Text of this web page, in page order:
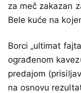
za meč zakazan
Bele kuće na
Borci „ultimat
ograđenom
predajom
na osnovu